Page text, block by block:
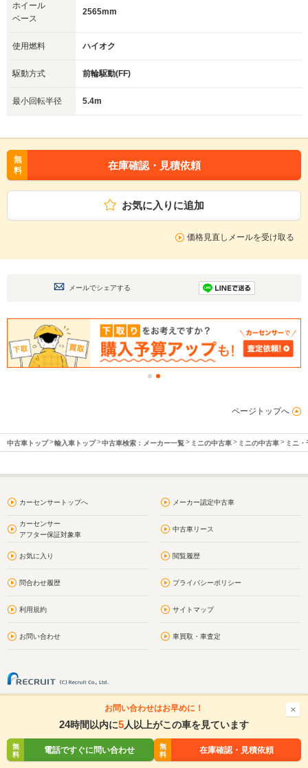
ホイール
ベース
2565mm
使用燃料 ハイオク
駆動方式 前輪駆動(FF)
最小回転半径 5.4m
無
料
在庫確認・見積依頼
お気に入りに追加
価格見直しメールを受け取る
メールでシェアする
ページトップへ
中古車トップ 輸入車トップ 中古車検索：メーカー一覧 ミニの中古車 ミニの中古車 ミニ
カーセンサートップへ メーカー認定中古車
カーセンサー
アフター保証対象車
中古車リース
お気に入り 閲覧履歴
問合わせ履歴 プライバシーポリシー
利用規約 サイトマップ
お問い合わせ 車買取・車査定
無
料
電話する
無
料
在庫確認・見積依頼
お問い合わせはお早めに！
24時間以内に5人以上がこの車を見ています
無
料
電話ですぐに問い合わせ
無
料
在庫確認・見積依頼